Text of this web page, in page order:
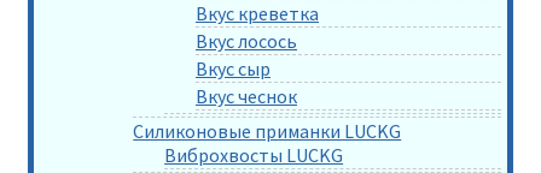
Вкус креветка
Вкус лосось
Вкус сыр
Вкус чеснок
Силиконовые приманки LUCKG
Виброхвосты LUCKG